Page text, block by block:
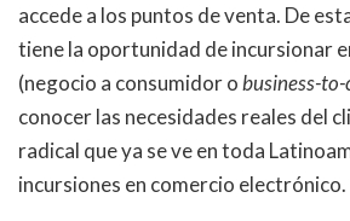
accede a los puntos de venta. De
tiene la oportunidad de incursionar
(negocio a consumidor obusiness-
conocer las necesidades reales del
radical que ya se ve en toda
incursiones en comercio electrónico.